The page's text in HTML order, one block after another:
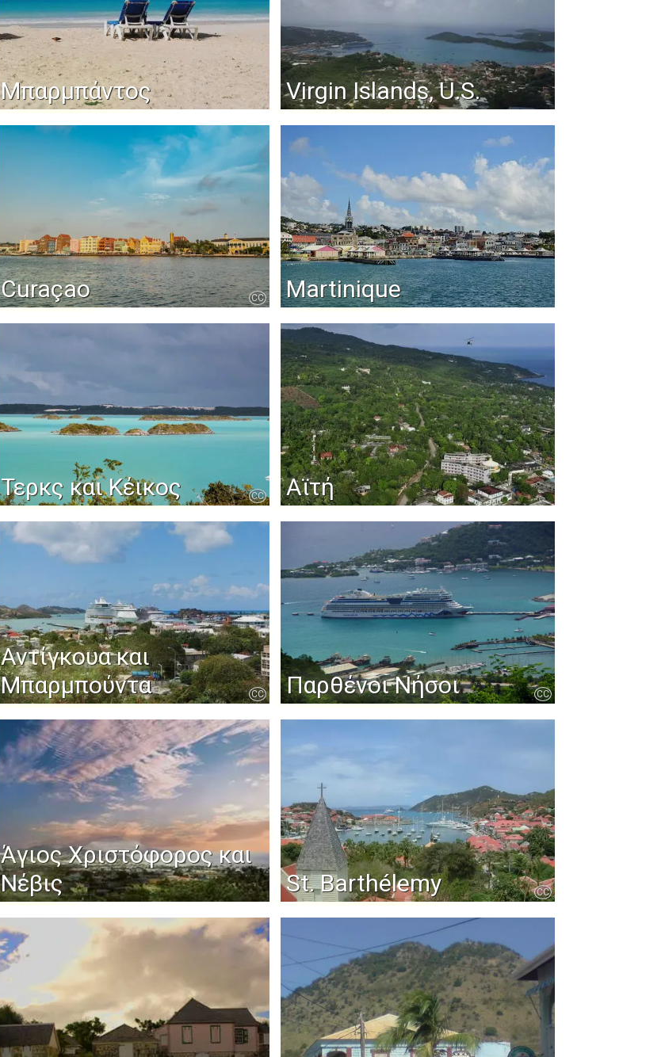
Μπαρμπάντος Virgin Islands, U.S.
Curaçao CC Martinique
Τερκς και Κέικος CC Αϊτή
Αντίγκουα και
Μπαρμπούντα
CC Παρθένοι Νήσοι CC
Άγιος Χριστόφορος και
Νέβις
St. Barthélemy CC